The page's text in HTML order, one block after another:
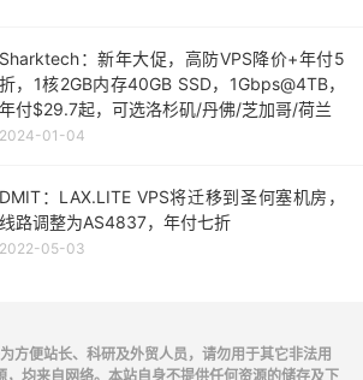
Sharktech：新年大促，高防VPS降价+年付5
折，1核2GB内存40GB SSD，1Gbps@4TB，
年付$29.7起，可选洛杉矶/丹佛/芝加哥/荷兰
2024-01-04
DMIT：LAX.LITE VPS将迁移到圣何塞机房，
线路调整为AS4837，年付七折
2022-05-03
方便站长、科研及外贸人员，请勿用于其它非法用
，均来自网络。本站自身不提供任何资源的储存及下